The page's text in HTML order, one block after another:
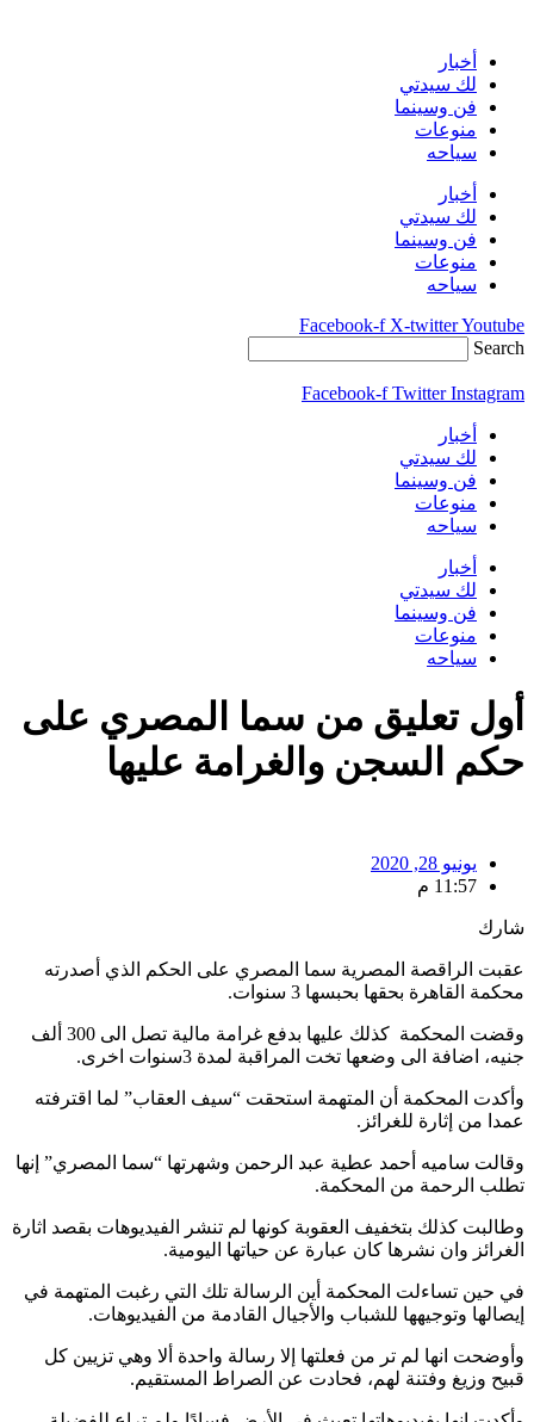
content أخبار
لك سيدتي
فن وسينما
منوعات
سياحه
أخبار
لك سيدتي
فن وسينما
منوعات
سياحه
Facebook-f X-twitterYoutube
Search
Facebook-f Twitter Instagram
أخبار
لك سيدتي
فن وسينما
منوعات
سياحه
أخبار
لك سيدتي
فن وسينما
منوعات
سياحه
أول تعليق من سما المصري على
حكم السجن والغرامة عليها
يونيو 28, 2020
11:57 م
شارك
عقبت الراقصة المصرية سما المصري على الحكم الذي أصدرته
محكمة القاهرة بحقها بحبسها 3 سنوات.
وقضت المحكمة كذلك عليها بدفع غرامة مالية تصل الى 300 ألف
جنيه، اضافة الى وضعها تخت المراقبة لمدة 3سنوات اخرى.
وأكدت المحكمة أن المتهمة استحقت “سيف العقاب” لما اقترفته
عمدا من إثارة للغرائز.
وقالت ساميه أحمد عطية عبد الرحمن وشهرتها “سما المصري” إنها
تطلب الرحمة من المحكمة.
وطالبت كذلك بتخفيف العقوبة كونها لم تنشر الفيديوهات بقصد اثارة
الغرائز وان نشرها كان عبارة عن حياتها اليومية.
في حين تساءلت المحكمة أين الرسالة تلك التي رغبت المتهمة في
إيصالها وتوجيهها للشباب والأجيال القادمة من الفيديوهات.
وأوضحت انها لم تر من فعلتها إلا رسالة واحدة ألا وهي تزيين كل
قبيح وزيغ وفتنة لهم، فحادت عن الصراط المستقيم.